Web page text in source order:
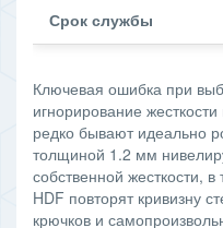
Срок службы
Ключевая ошибка при
игнорирование
редко бывают идеально
толщиной 1.2 мм
собственной жесткости,
HDF повторят кривизну
крючков и